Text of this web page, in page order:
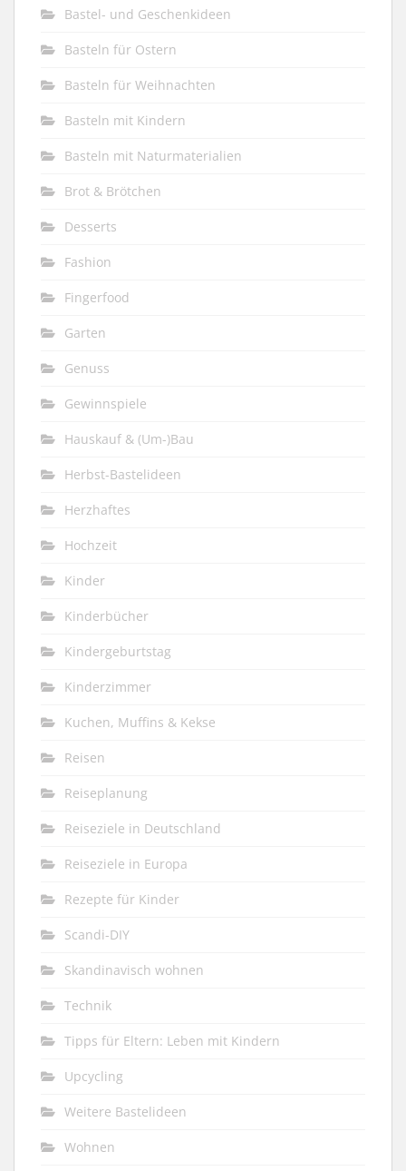
Bastel- und Geschenkideen
Basteln für Ostern
Basteln für Weihnachten
Basteln mit Kindern
Basteln mit Naturmaterialien
Brot & Brötchen
Desserts
Fashion
Fingerfood
Garten
Genuss
Gewinnspiele
Hauskauf & (Um-)Bau
Herbst-Bastelideen
Herzhaftes
Hochzeit
Kinder
Kinderbücher
Kindergeburtstag
Kinderzimmer
Kuchen, Muffins & Kekse
Reisen
Reiseplanung
Reiseziele in Deutschland
Reiseziele in Europa
Rezepte für Kinder
Scandi-DIY
Skandinavisch wohnen
Technik
Tipps für Eltern: Leben mit Kindern
Upcycling
Weitere Bastelideen
Wohnen